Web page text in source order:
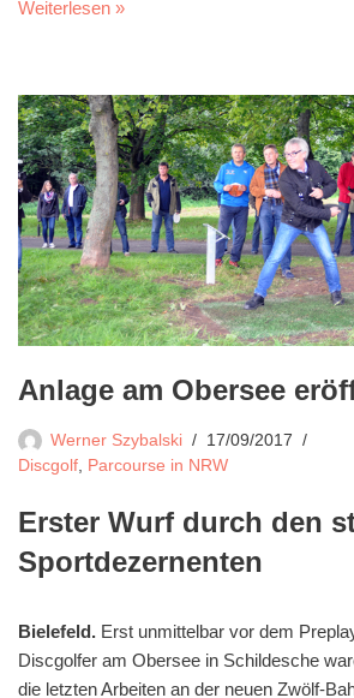
Weiterlesen »
Anlage am Obersee
Werner Szybalski
17/09/2017
Discgolf, Parcourse in NRW
Erster Wurf durch den
Sportdezernenten
Bielefeld. Erst unmittelbar vor dem
Discgolfer am Obersee in Schildesche
die letzten Arbeiten an der neuen Zwölf-